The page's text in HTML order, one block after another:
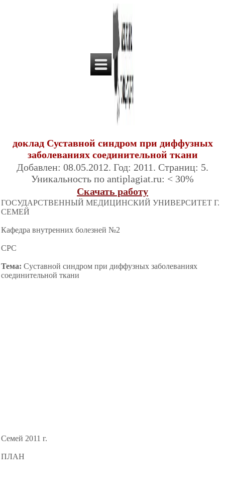
доклад Суставной синдром при диффузных
заболеваниях соединительной ткани
Добавлен: 08.05.2012. Год: 2011. Страниц: 5.
Уникальность по antiplagiat.ru: < 30%
Скачать работу
ГОСУДАРСТВЕННЫЙ МЕДИЦИНСКИЙ УНИВЕРСИТЕТ Г.
СЕМЕЙ
Кафедра внутренних болезней №2
СРС
Тема: Суставной синдром при диффузных заболеваниях
соединительной ткани
Семей 2011 г.
ПЛАН